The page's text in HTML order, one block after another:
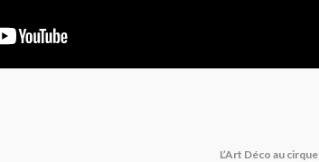
L’Art Déco au cirque